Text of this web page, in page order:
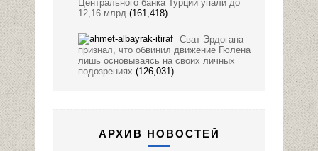
Центрального банка Турции упали до
12,16 млрд (161,418)
Сват Эрдогана
признал, что обвинил движение Гюлена
лишь основываясь на своих личных
подозрениях (126,031)
АРХИВ НОВОСТЕЙ